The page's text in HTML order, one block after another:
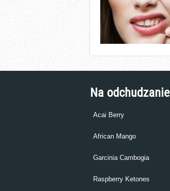
Na odchudzanie
Acai Berry
African Mango
Garcinia Cambogia
Raspberry Ketones